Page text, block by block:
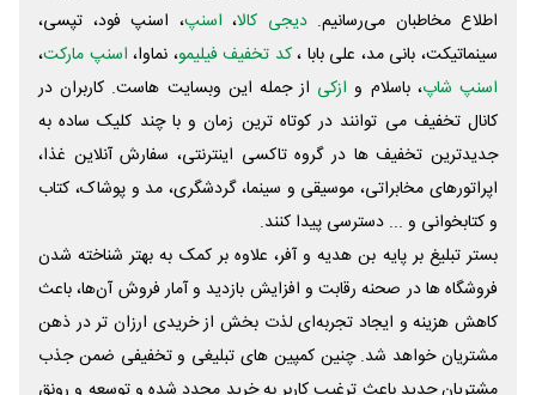
اطلاع مخاطبان می‌رسانیم. دیجی کالا، اسنپ، اسنپ فود، تپسی،
سینماتیکت، بانی مد، علی‌ بابا ،کد تخفیف فیلیمو، نماوا، اسنپ مارکت،
اسنپ شاپ، باسلام و ازکی از جمله این وبسایت ‌هاست. کاربران در
کانال تخفیف می توانند در کوتاه ترین زمان و با چند کلیک ساده به
جدیدترین تخفیف ها در گروه تاکسی اینترنتی، سفارش آنلاین غذا،
اپراتورهای مخابراتی، موسیقی و سینما، گردشگری، مد و پوشاک، کتاب
و کتابخوانی و ... دسترسی پیدا کنند.
بستر تبلیغ بر پایه بن هدیه و آفر، علاوه بر کمک به بهتر شناخته شدن
فروشگاه ها در صحنه رقابت و افزایش بازدید و آمار فروش آن‌ها، باعث
کاهش هزینه و ایجاد تجربه‌ای لذت بخش از خریدی ارزان تر در ذهن
مشتریان خواهد شد. چنین کمپین های تبلیغی و تخفیفی ضمن جذب